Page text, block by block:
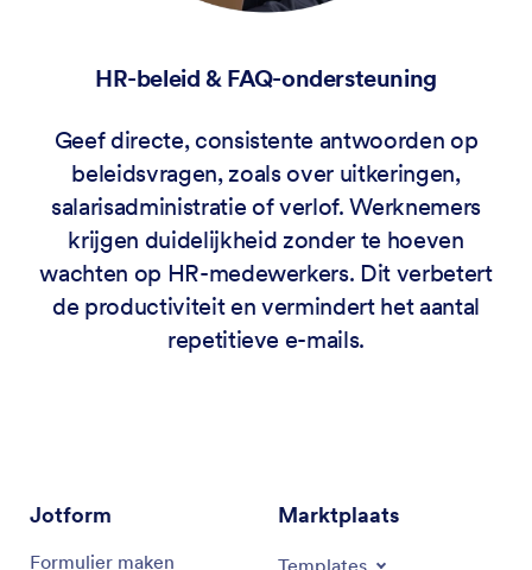
HR-beleid & FAQ-ondersteuning
Geef directe, consistente antwoorden op
beleidsvragen, zoals over uitkeringen,
salarisadministratie of verlof. Werknemers
krijgen duidelijkheid zonder te hoeven
wachten op HR-medewerkers. Dit verbetert
de productiviteit en vermindert het aantal
repetitieve e-mails.
Jotform
Formulier maken
Marktplaats
Templates